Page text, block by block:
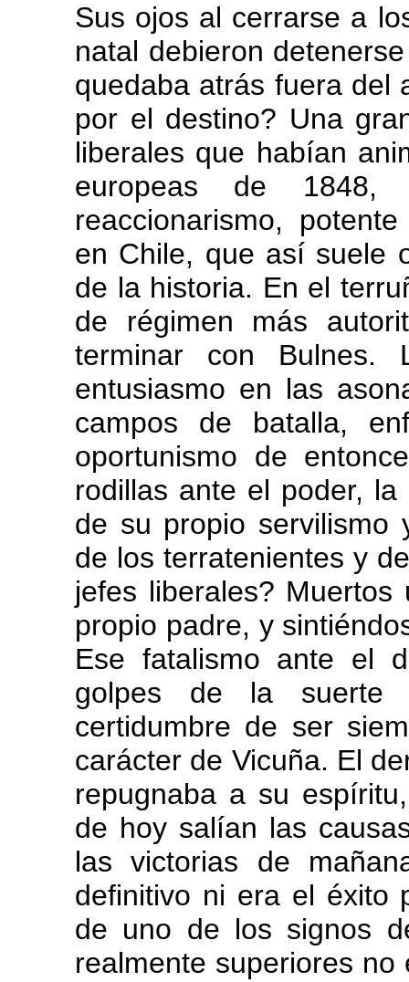
Sus ojos al cerrarse a
natal debieron
quedaba atrás fuera del
por el destino? Una
liberales que habían
europeas de 1848,
reaccionarismo,
en Chile, que así suele
de la historia. En el
de régimen más
terminar con Bulnes.
entusiasmo en las
campos de batalla,
oportunismo de
rodillas ante el poder,
de su propio servilismo
de los terratenientes y
jefes liberales?
propio padre, y
Ese fatalismo ante el
golpes de la suerte
certidumbre de ser
carácter de Vicuña. El
repugnaba a su
de hoy salían las
las victorias de
definitivo ni era el éxito
de uno de los signos
realmente superiores